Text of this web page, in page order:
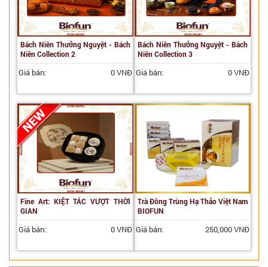
Bách Niên Thưởng Nguyệt - Bách
Niên Collection 2
Giá bán: 0 VNĐ
Bách Niên Thưởng Nguyệt - Bách
Niên Collection 3
Giá bán: 0 VNĐ
Fine Art: KIỆT TÁC VƯỢT THỜI
GIAN
Giá bán: 0 VNĐ
Trà Đông Trùng Hạ Thảo Việt Nam
BIOFUN
Giá bán: 250,000 VNĐ